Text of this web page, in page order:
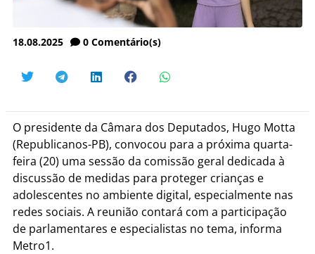
18.08.2025 0 Comentário(s)
O presidente da Câmara dos Deputados, Hugo Motta
(Republicanos-PB), convocou para a próxima quarta-
feira (20) uma sessão da comissão geral dedicada à
discussão de medidas para proteger crianças e
adolescentes no ambiente digital, especialmente nas
redes sociais. A reunião contará com a participação
de parlamentares e especialistas no tema, informa
Metro1.